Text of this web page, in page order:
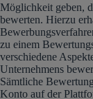
Möglichkeit geben,
bewerten. Hierzu
zu einem
verschiedene
Unternehmens
Sämtliche
Konto auf der